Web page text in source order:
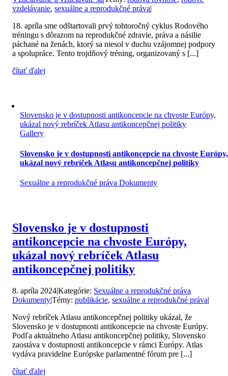
vzdelávanie,sexuálne a reprodukčné práva|
18. apríla sme odštartovali prvý tohtoročný cyklus Rodového
tréningu s dôrazom na reprodukčné zdravie, práva a násilie
páchané na ženách, ktorý sa niesol v duchu vzájomnej podpory
a spolupráce. Tento trojdňový tréning, organizovaný s [...]
čítať ďalej
Slovensko je v dostupnosti antikoncepcie na chvoste Európy,
ukázal nový rebríček Atlasu antikoncepčnej politiky
Gallery
Slovensko je v dostupnosti antikoncepcie na chvoste Európy,
ukázal nový rebríček Atlasu antikoncepčnej politiky
Sexuálne a reprodukčné práva Dokumenty
Slovensko je v dostupnosti
antikoncepcie na chvoste Európy,
ukázal nový rebríček Atlasu
antikoncepčnej politiky
8. apríla 2024|Kategórie: Sexuálne a reprodukčné práva
Dokumenty|Témy:publikácie,sexuálne a reprodukčné práva|
Nový rebríček Atlasu antikoncepčnej politiky ukázal, že
Slovensko je v dostupnosti antikoncepcie na chvoste Európy.
Podľa aktuálneho Atlasu antikoncepčnej politiky, Slovensko
zaostáva v dostupnosti antikoncepcie v rámci Európy. Atlas
vydáva pravidelne Európske parlamentné fórum pre [...]
čítať ďalej